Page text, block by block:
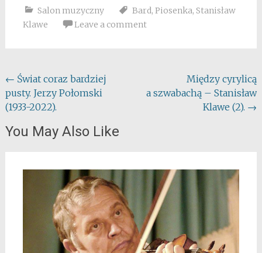
Salon muzyczny Bard, Piosenka, Stanisław
Klawe
Leave a comment
Post
navigation
← Świat coraz bardziej
pusty. Jerzy Połomski
(1933-2022).
Między cyrylicą
a szwabachą – Stanisław
Klawe (2). →
You May Also Like